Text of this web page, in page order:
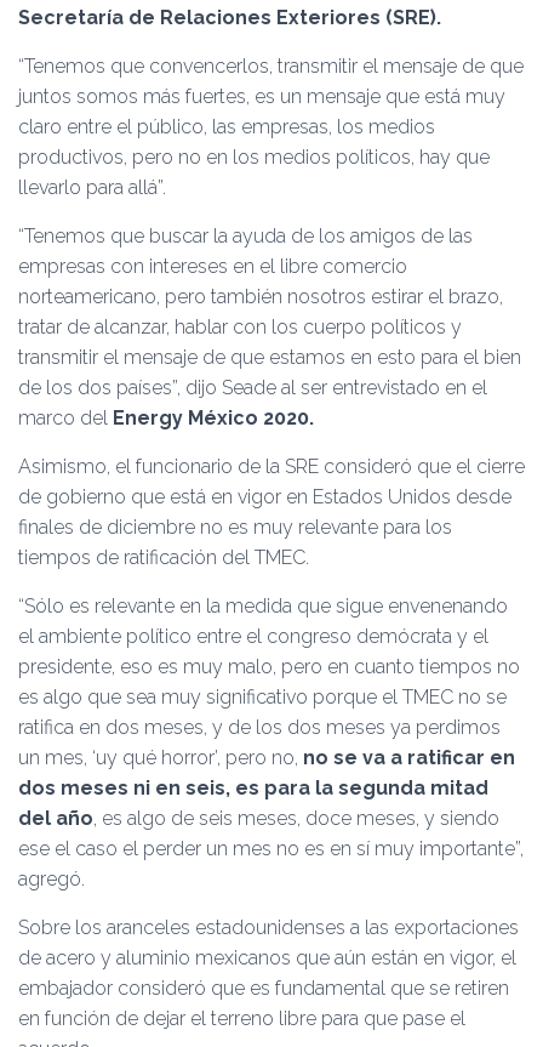
Secretaría de Relaciones Exteriores (SRE).
“Tenemos que convencerlos, transmitir el mensaje de que
juntos somos más fuertes, es un mensaje que está muy
claro entre el público, las empresas, los medios
productivos, pero no en los medios políticos, hay que
llevarlo para allá”.
“Tenemos que buscar la ayuda de los amigos de las
empresas con intereses en el libre comercio
norteamericano, pero también nosotros estirar el brazo,
tratar de alcanzar, hablar con los cuerpo políticos y
transmitir el mensaje de que estamos en esto para el bien
de los dos países”, dijo Seade al ser entrevistado en el
marco del Energy México 2020.
Asimismo, el funcionario de la SRE consideró que el cierre
de gobierno que está en vigor en Estados Unidos desde
finales de diciembre no es muy relevante para los
tiempos de ratificación del TMEC.
“Sólo es relevante en la medida que sigue envenenando
el ambiente político entre el congreso demócrata y el
presidente, eso es muy malo, pero en cuanto tiempos no
es algo que sea muy significativo porque el TMEC no se
ratifica en dos meses, y de los dos meses ya perdimos
un mes, ‘uy qué horror’, pero no, no se va a ratificar en
dos meses ni en seis, es para la segunda mitad
del año, es algo de seis meses, doce meses, y siendo
ese el caso el perder un mes no es en sí muy importante”,
agregó.
Sobre los aranceles estadounidenses a las exportaciones
de acero y aluminio mexicanos que aún están en vigor, el
embajador consideró que es fundamental que se retiren
en función de dejar el terreno libre para que pase el